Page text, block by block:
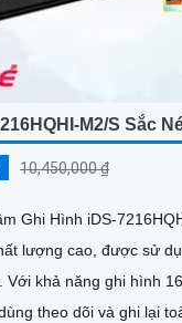
M2/S Sắc
10,450,000 ₫
Ghi Hình iDS-
lượng cao, được sử
theo dõi và ghi lại